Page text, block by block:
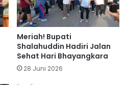
Meriah! Bupati
Shalahuddin Hadiri Jalan
Sehat Hari Bhayangkara
28 Juni 2026